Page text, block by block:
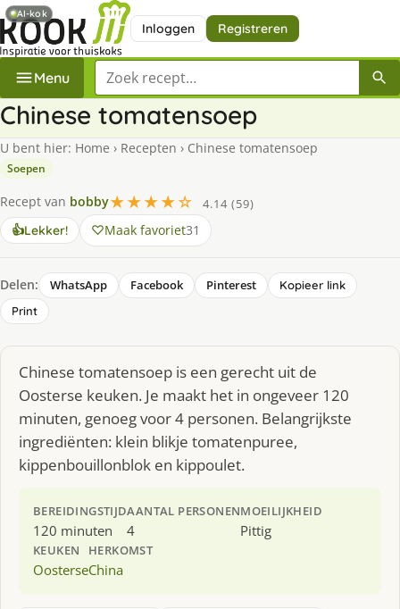
Inloggen Registreren
Menu Zoek een recept
Chinese tomatensoep
U bent hier: Home › Recepten › Chinese tomatensoep
Soepen
Recept van bobby★★★★☆
4.14 (59)
👍Lekker! Maak favoriet31
Delen: WhatsApp Facebook Pinterest
Kopieer link
Print
Chinese tomatensoep is een gerecht uit de
Oosterse keuken. Je maakt het in ongeveer 120
minuten, genoeg voor 4 personen. Belangrijkste
ingrediënten: klein blikje tomatenpuree,
kippenbouillonblok en kippoulet.
BEREIDINGSTIJD
120 minuten
AANTAL PERSONEN
4
MOEILIJKHEID
Pittig
KEUKEN
Oosterse
HERKOMST
China
AI-kok